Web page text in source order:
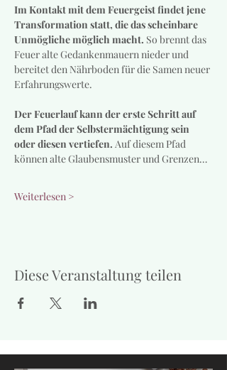
Im Kontakt mit dem Feuergeist findet jene
Transformation statt, die das scheinbare
Unmögliche möglich macht. So brennt das
Feuer alte Gedankenmauern nieder und
bereitet den Nährboden für die Samen neuer
Erfahrungswerte.
Der Feuerlauf kann der erste Schritt auf
dem Pfad der Selbstermächtigung sein
oder diesen vertiefen. Auf diesem Pfad
können alte Glaubensmuster und Grenzen…
Weiterlesen >
Diese Veranstaltung teilen